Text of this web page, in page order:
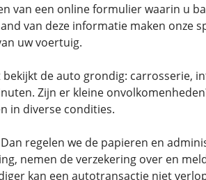
van een online formulier waarin u
van deze informatie maken onze
uw voertuig.
bekijkt de auto grondig: carrosserie,
Zijn er kleine
in diverse condities.
regelen we de papieren en
nemen de verzekering over en
kan een autotransactie niet